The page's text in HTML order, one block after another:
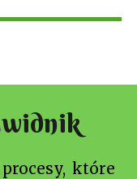
które